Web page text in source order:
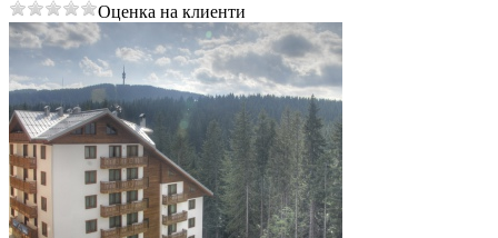
Оценка на клиенти